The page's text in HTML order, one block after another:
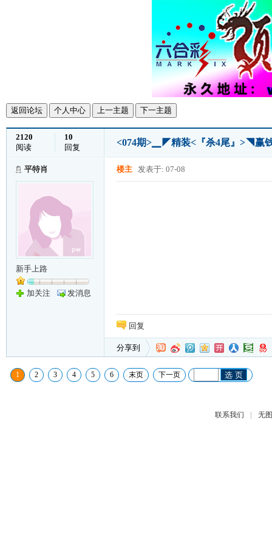
返回论坛 个人中心 上一主题 下一主题
2120
阅读
10
回复
<074期>▁◤精装<『杀4尾』>◥赢
平特肖
新手上路
加关注 发消息
楼主 发表于: 07-08
回复
分享到
1 2 3 4 5 6 末页 下一页 选 页
联系我们 | 无